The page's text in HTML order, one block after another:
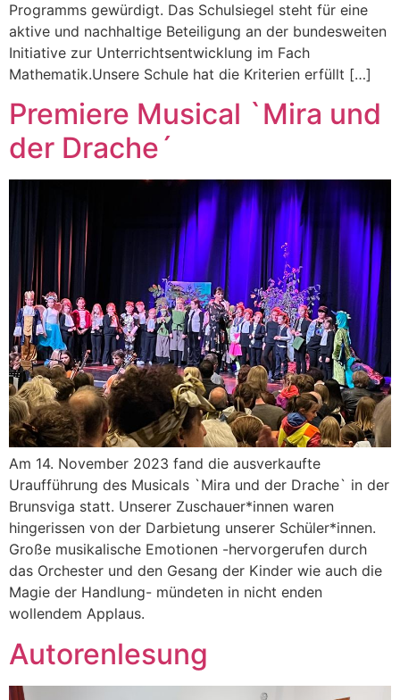
Programms gewürdigt. Das Schulsiegel steht für eine
aktive und nachhaltige Beteiligung an der bundesweiten
Initiative zur Unterrichtsentwicklung im Fach
Mathematik.Unsere Schule hat die Kriterien erfüllt […]
Premiere Musical `Mira und
der Drache´
Am 14. November 2023 fand die ausverkaufte
Uraufführung des Musicals `Mira und der Drache` in der
Brunsviga statt. Unserer Zuschauer*innen waren
hingerissen von der Darbietung unserer Schüler*innen.
Große musikalische Emotionen -hervorgerufen durch
das Orchester und den Gesang der Kinder wie auch die
Magie der Handlung- mündeten in nicht enden
wollendem Applaus.
Autorenlesung